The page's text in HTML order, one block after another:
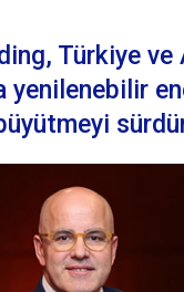
Türkiye ve
yenilenebilir